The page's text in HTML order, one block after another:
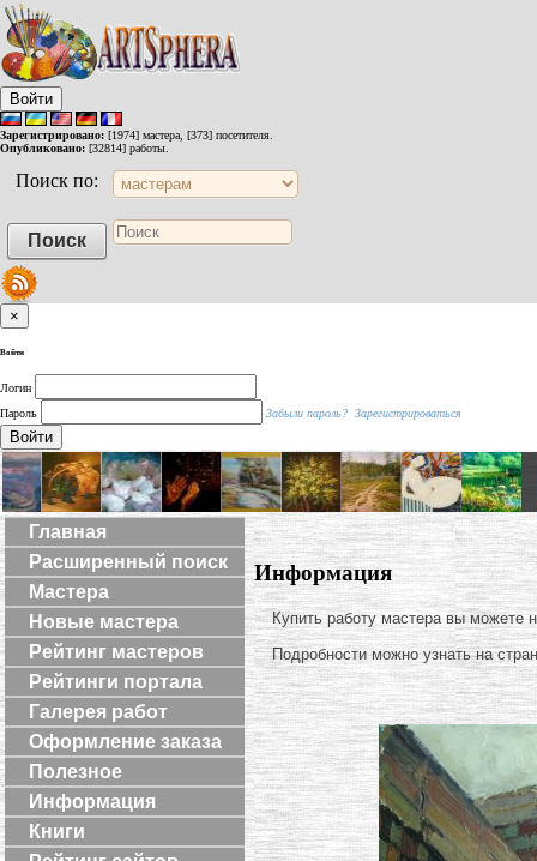
Войти
Зарегистрировано: [1974] мастера, [373] посетителя.
Опубликовано: [32814] работы.
Поиск по:
×
Войти
Логин
Пароль
Забыли пароль? Зарегистрироваться
Войти
Главная
Расширенный поиск
Мастера
Новые мастера
Рейтинг мастеров
Рейтинги портала
Галерея работ
Оформление заказа
Полезное
Информация
Книги
Информация
Купить работу мастера вы можете
Подробности можно узнать на